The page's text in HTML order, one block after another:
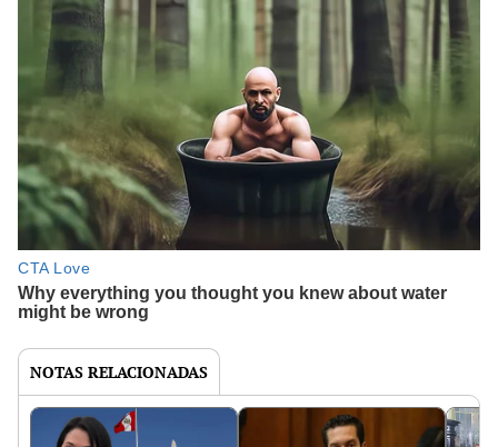
NOTAS RELACIONADAS